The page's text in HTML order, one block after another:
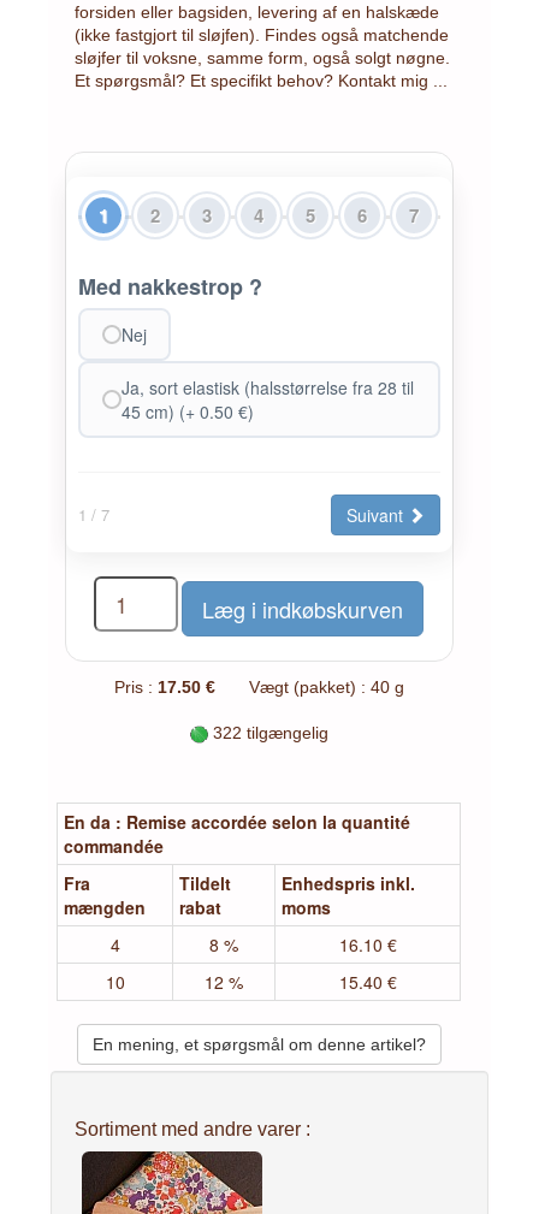
forsiden eller bagsiden, levering af en halskæde
(ikke fastgjort til sløjfen). Findes også matchende
sløjfer til voksne, samme form, også solgt nøgne.
Et spørgsmål? Et specifikt behov? Kontakt mig ...
1 2 3 4 5 6 7
Med nakkestrop ?
Nej
Ja, sort elastisk (halsstørrelse fra 28 til
45 cm) (+ 0.50 €)
1 / 7 Suivant
Pris : 17.50 € Vægt (pakket) : 40 g
322 tilgængelig
En da : Remise accordée selon la quantité
commandée
Fra
mængden
Tildelt
rabat
Enhedspris inkl.
moms
4
8 %
16.10 €
10
12 % 15.40 €
En mening, et spørgsmål om denne artikel?
Sortiment med andre varer :